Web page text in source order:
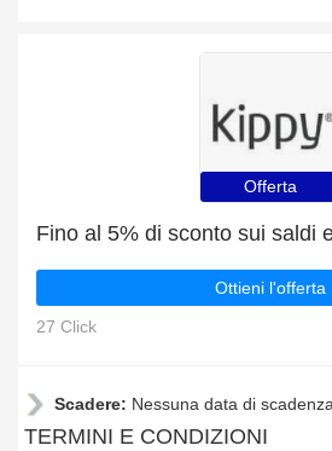
Offerta
Fino al 5% di sconto sui saldi
Ottieni l'offerta
27 Click
Scadere: Nessuna data di scadenza
TERMINI E CONDIZIONI